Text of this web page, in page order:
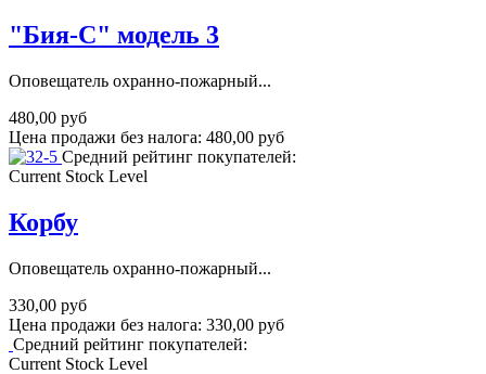
"Бия-С" модель 3
Оповещатель охранно-пожарный...
480,00 руб
Цена продажи без налога: 480,00 руб
Средний рейтинг покупателей:
Current Stock Level
Корбу
Оповещатель охранно-пожарный...
330,00 руб
Цена продажи без налога: 330,00 руб
Средний рейтинг покупателей:
Current Stock Level